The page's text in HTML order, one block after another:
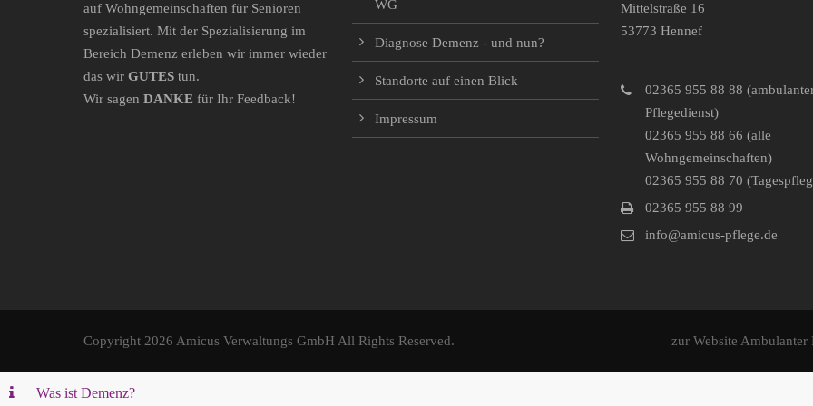
auf Wohngemeinschaften für Senioren
spezialisiert. Mit der Spezialisierung im
Bereich Demenz erleben wir immer wieder
das wirGUTES tun.
Wir sagenDANKE für Ihr Feedback!
WG
Diagnose Demenz - und nun?
Standorte auf einen Blick
Impressum
Mittelstraße 16
53773 Hennef
02365 955 88 88
Pflegedienst)
02365 955 88 66 (alle
Wohngemeinschaften)
02365 955 88 70
02365 955 88 99
info@amicus-pflege.de
Copyright 2026 Amicus Verwaltungs GmbH All Rights Reserved. zur Website Ambulanter
Was ist Demenz?